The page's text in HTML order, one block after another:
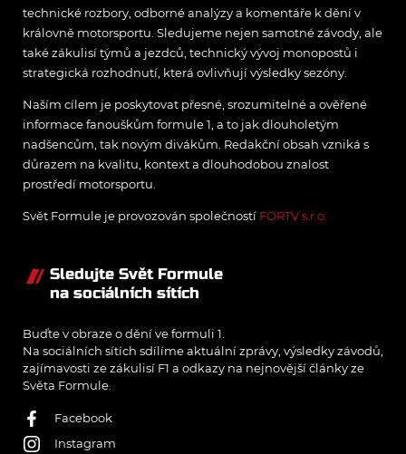
technické rozbory, odborné analýzy a komentáře k dění v
královně motorsportu. Sledujeme nejen samotné závody, ale
také zákulisí týmů a jezdců, technický vývoj monopostů i
strategická rozhodnutí, která ovlivňují výsledky sezóny.
Naším cílem je poskytovat přesné, srozumitelné a ověřené
informace fanouškům formule 1, a to jak dlouholetým
nadšencům, tak novým divákům. Redakční obsah vzniká s
důrazem na kvalitu, kontext a dlouhodobou znalost
prostředí motorsportu.
Svět Formule je provozován společností FORTV s.r.o.
Sledujte Svět Formule
na sociálních sítích
Buďte v obraze o dění ve formuli 1.
Na sociálních sítích sdílíme aktuální zprávy, výsledky závodů,
zajímavosti ze zákulisí F1 a odkazy na nejnovější články ze
Světa Formule.
Facebook
Instagram